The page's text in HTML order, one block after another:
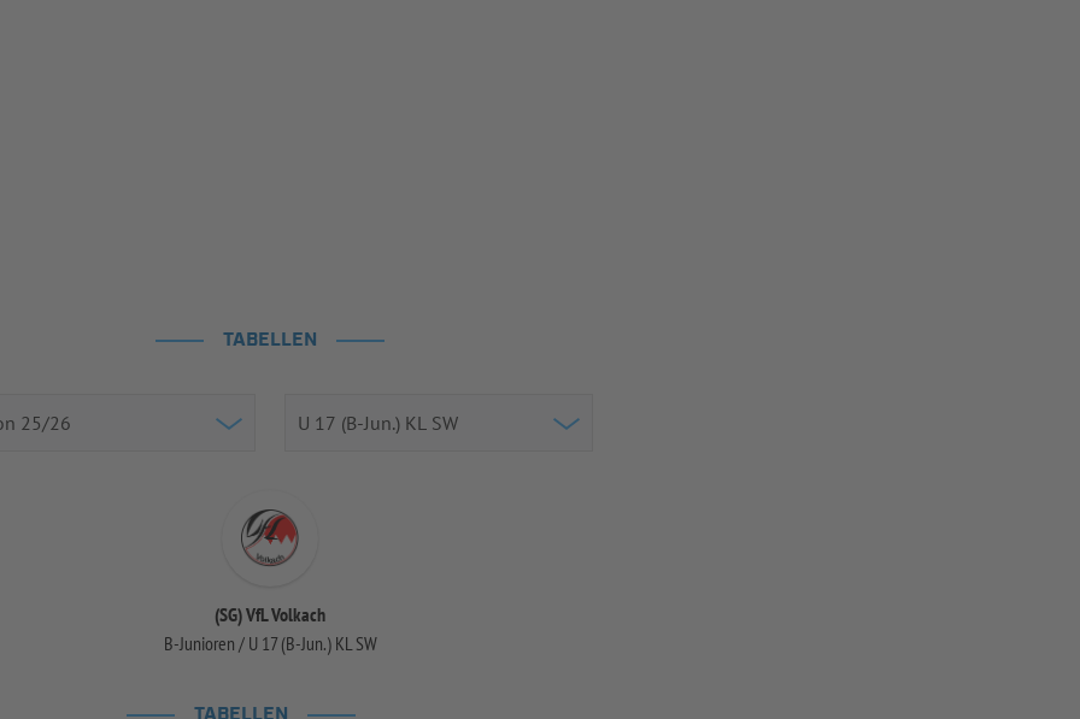
TABELLEN
(SG) VfL Volkach
B-Junioren / U 17 (B-Jun.) KL SW